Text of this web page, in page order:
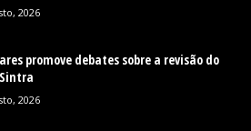
2026
promove debates sobre a revisão do
2026